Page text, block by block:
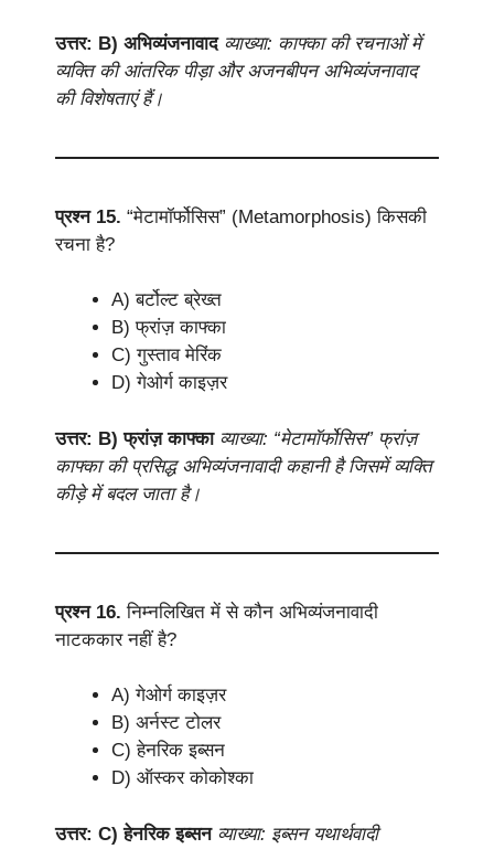
उत्तर: B) अभिव्यंजनावाद व्याख्या: काफ्का की रचनाओं में
व्यक्ति की आंतरिक पीड़ा और अजनबीपन अभिव्यंजनावाद
की विशेषताएं हैं।
प्रश्न 15. “मेटामॉर्फोसिस” (Metamorphosis) किसकी
रचना है?
A) बर्टोल्ट ब्रेख्त
B) फ्रांज़ काफ्का
C) गुस्ताव मेरिंक
D) गेओर्ग काइज़र
उत्तर: B) फ्रांज़ काफ्का व्याख्या: “मेटामॉर्फोसिस” फ्रांज़
काफ्का की प्रसिद्ध अभिव्यंजनावादी कहानी है जिसमें व्यक्ति
कीड़े में बदल जाता है।
प्रश्न 16. निम्नलिखित में से कौन अभिव्यंजनावादी
नाटककार नहीं है?
A) गेओर्ग काइज़र
B) अर्नस्ट टोलर
C) हेनरिक इब्सन
D) ऑस्कर कोकोश्का
उत्तर: C) हेनरिक इब्सन व्याख्या: इब्सन यथार्थवादी